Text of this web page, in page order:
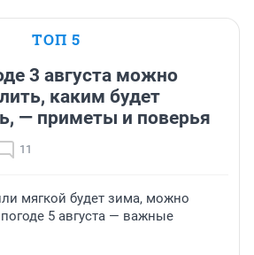
ТОП 5
3 августа можно
каким будет
— приметы и поверья
11
мягкой будет зима, можно
5 августа — важные